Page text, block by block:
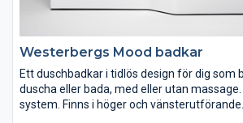
Westerbergs Mood badkar
Ett duschbadkar i tidlös design för dig som
duscha eller bada, med eller utan
system. Finns i höger och